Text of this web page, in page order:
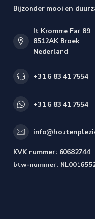
Bijzonder mooi en
It Kromme Far 89
8512AK Broek
Nederland
+31 6 83 41 7554
+31 6 83 41 7554
KVK nummer: 60682744
btw-nummer: